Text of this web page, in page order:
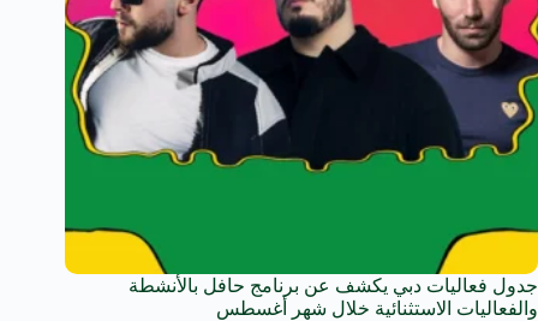
جدول فعاليات دبي يكشف عن برنامج حافل بالأنشطة
والفعاليات الاستثنائية خلال شهر أغسطس